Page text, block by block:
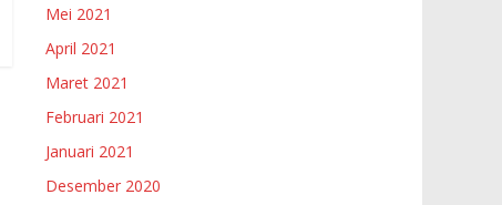
Mei 2021
April 2021
Maret 2021
Februari 2021
Januari 2021
Desember 2020